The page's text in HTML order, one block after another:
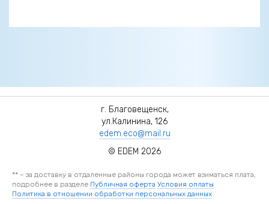
г. Благовещенск,
ул.Калинина, 126
edem.eco@mail.ru
© EDEM 2026
** – за доставку в отдаленные районы города может взиматься плата,
подробнее в разделе Публичная оферта Условия оплаты
Политика в отношении обработки персональных данных